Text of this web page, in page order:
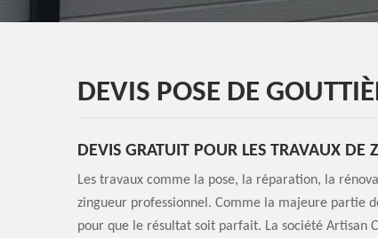
DEVIS POSE DE
DEVIS GRATUIT POUR LES TRAVAUX DE
Les travaux comme la pose, la réparation, la
zingueur professionnel. Comme la majeure partie
pour que le résultat soit parfait. La société Artisan